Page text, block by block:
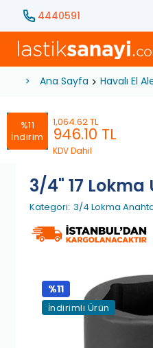
4440591
Ana Sayfa Havalı El
%11
İndirim
1,064.62 TL
946.10 TL
KDV Dahil
3/4" 17 Lokma
Kategori: 3/4 Lokma
%11
İndirimli Ürün